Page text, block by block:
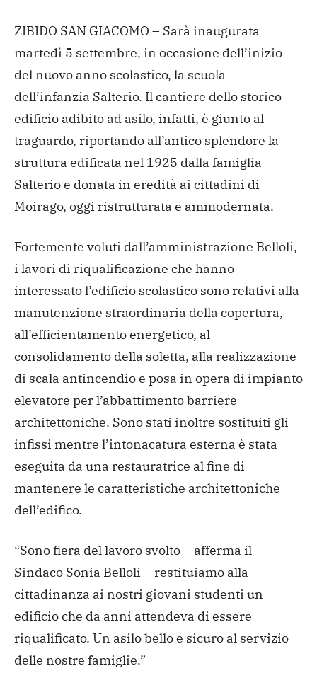
ZIBIDO SAN GIACOMO – Sarà inaugurata
martedì 5 settembre, in occasione dell’inizio
del nuovo anno scolastico, la scuola
dell’infanzia Salterio. Il cantiere dello storico
edificio adibito ad asilo, infatti, è giunto al
traguardo, riportando all’antico splendore la
struttura edificata nel 1925 dalla famiglia
Salterio e donata in eredità ai cittadini di
Moirago, oggi ristrutturata e ammodernata.
Fortemente voluti dall’amministrazione Belloli,
i lavori di riqualificazione che hanno
interessato l’edificio scolastico sono relativi alla
manutenzione straordinaria della copertura,
all’efficientamento energetico, al
consolidamento della soletta, alla realizzazione
di scala antincendio e posa in opera di impianto
elevatore per l’abbattimento barriere
architettoniche. Sono stati inoltre sostituiti gli
infissi mentre l’intonacatura esterna è stata
eseguita da una restauratrice al fine di
mantenere le caratteristiche architettoniche
dell’edifico.
“Sono fiera del lavoro svolto – afferma il
Sindaco Sonia Belloli – restituiamo alla
cittadinanza ai nostri giovani studenti un
edificio che da anni attendeva di essere
riqualificato. Un asilo bello e sicuro al servizio
delle nostre famiglie.”